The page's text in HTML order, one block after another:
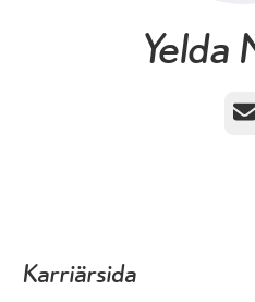
Yelda
E-
Karriärsida